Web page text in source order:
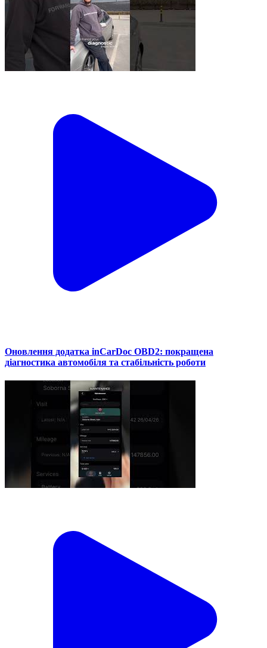
Оновлення додатка inCarDoc OBD2: покращена
діагностика автомобіля та стабільність роботи